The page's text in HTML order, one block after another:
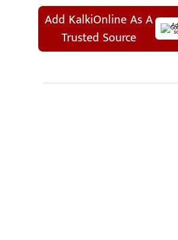
Add KalkiOnline As A
Trusted Source